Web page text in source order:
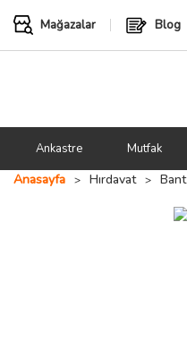
Mağazalar Blog
Ankastre Mutfak
Anasayfa
Hırdavat Bant